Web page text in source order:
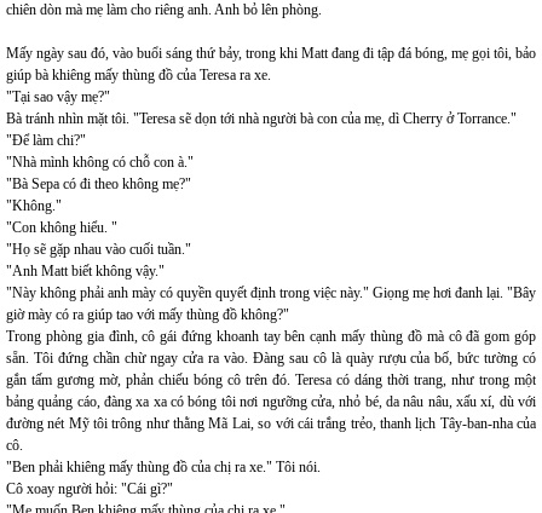
chiên dòn mà mẹ làm cho riêng anh. Anh bỏ lên phòng.
Mấy ngày sau đó, vào buổi sáng thứ bảy, trong khi Matt đang đi tập đá bóng, mẹ gọi tôi, bảo
giúp bà khiêng mấy thùng đồ của Teresa ra xe.
"Tại sao vậy mẹ?"
Bà tránh nhìn mặt tôi. "Teresa sẽ dọn tới nhà người bà con của mẹ, dì Cherry ở Torrance."
"Để làm chi?"
"Nhà mình không có chỗ con à."
"Bà Sepa có đi theo không mẹ?"
"Không."
"Con không hiểu. "
"Họ sẽ gặp nhau vào cuối tuần."
"Anh Matt biết không vậy."
"Này không phải anh mày có quyền quyết định trong việc này." Giọng mẹ hơi đanh lại. "Bây
giờ mày có ra giúp tao với mấy thùng đồ không?"
Trong phòng gia đình, cô gái đứng khoanh tay bên cạnh mấy thùng đồ mà cô đã gom góp
sẵn. Tôi đứng chần chừ ngay cửa ra vào. Đàng sau cô là quày rượu của bố, bức tường có
gắn tấm gương mờ, phản chiếu bóng cô trên đó. Teresa có dáng thời trang, như trong một
bảng quảng cáo, đàng xa xa có bóng tôi nơi ngưỡng cửa, nhỏ bé, da nâu nâu, xấu xí, dù với
đường nét Mỹ tôi trông như thằng Mã Lai, so với cái trắng trẻo, thanh lịch Tây-ban-nha của
cô.
"Ben phải khiêng mấy thùng đồ của chị ra xe." Tôi nói.
Cô xoay người hỏi: "Cái gì?"